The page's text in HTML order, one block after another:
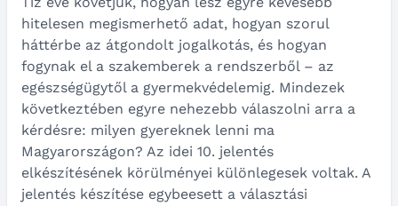
hitelesen megismerhető adat, hogyan szorul
háttérbe az átgondolt jogalkotás, és hogyan
fogynak el a szakemberek a rendszerből – az
egészségügytől a gyermekvédelemig. Mindezek
következtében egyre nehezebb válaszolni arra a
kérdésre: milyen gyereknek lenni ma
Magyarországon? Az idei 10. jelentés
elkészítésének körülményei különlegesek voltak. A
jelentés készítése egybeesett a választási